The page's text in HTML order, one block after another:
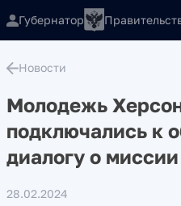
Губернатор
Новости
Молодежь
подключались к
диалогу о
28.02.2024